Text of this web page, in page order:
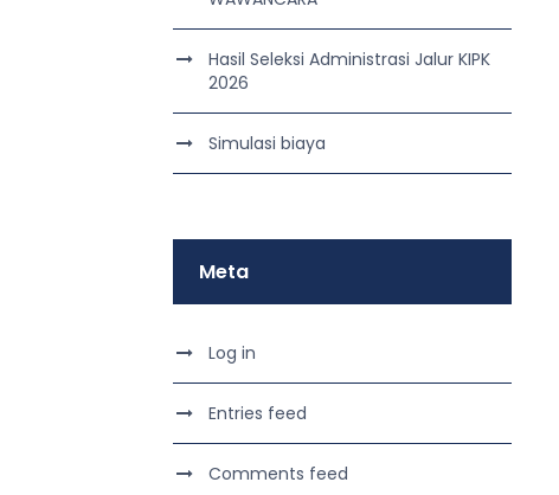
Hasil Seleksi Administrasi Jalur KIPK
2026
Simulasi biaya
Meta
Log in
Entries feed
Comments feed